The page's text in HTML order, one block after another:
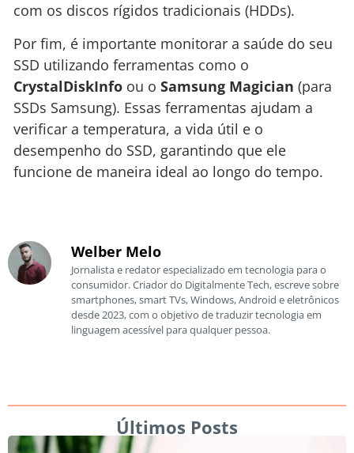
com os discos rígidos tradicionais (HDDs).
Por fim, é importante monitorar a saúde do seu
SSD utilizando ferramentas como o
CrystalDiskInfo ou o Samsung Magician (para
SSDs Samsung). Essas ferramentas ajudam a
verificar a temperatura, a vida útil e o
desempenho do SSD, garantindo que ele
funcione de maneira ideal ao longo do tempo.
Welber Melo
Jornalista e redator especializado em tecnologia para o
consumidor. Criador do Digitalmente Tech, escreve sobre
smartphones, smart TVs, Windows, Android e eletrônicos
desde 2023, com o objetivo de traduzir tecnologia em
linguagem acessível para qualquer pessoa.
Últimos Posts